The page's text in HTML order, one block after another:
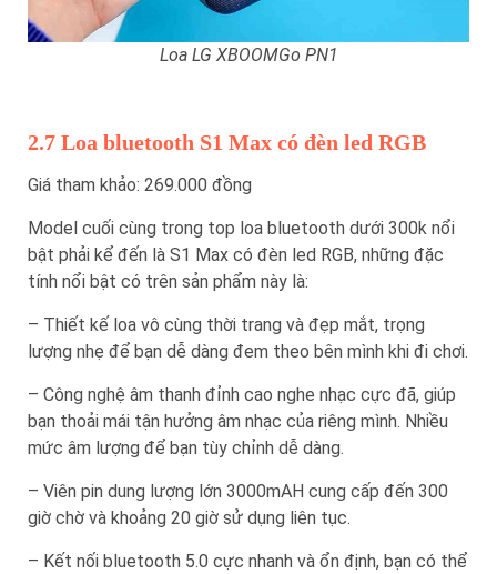
Loa LG XBOOMGo PN1
2.7 Loa bluetooth S1 Max có đèn led RGB
Giá tham khảo: 269.000 đồng
Model cuối cùng trong top loa bluetooth dưới 300k nổi
bật phải kể đến là S1 Max có đèn led RGB, những đặc
tính nổi bật có trên sản phẩm này là:
– Thiết kế loa vô cùng thời trang và đẹp mắt, trọng
lượng nhẹ để bạn dễ dàng đem theo bên mình khi đi chơi.
– Công nghệ âm thanh đỉnh cao nghe nhạc cực đã, giúp
bạn thoải mái tận hưởng âm nhạc của riêng mình. Nhiều
mức âm lượng để bạn tùy chỉnh dễ dàng.
– Viên pin dung lượng lớn 3000mAH cung cấp đến 300
giờ chờ và khoảng 20 giờ sử dụng liên tục.
– Kết nối bluetooth 5.0 cực nhanh và ổn định, bạn có thể